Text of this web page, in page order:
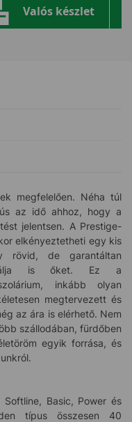
Valós készlet
megfelelően. Néha túl
az idő ahhoz, hogy a
jelentsen. A Prestige-
elkényeztetheti egy kis
rövid, de garantáltan
is őket. Ez a
inkább olyan
megtervezett és
az ára is elérhető. Nem
szállodában, fürdőben
egyik forrása, és
Basic, Power és
típus összesen 40